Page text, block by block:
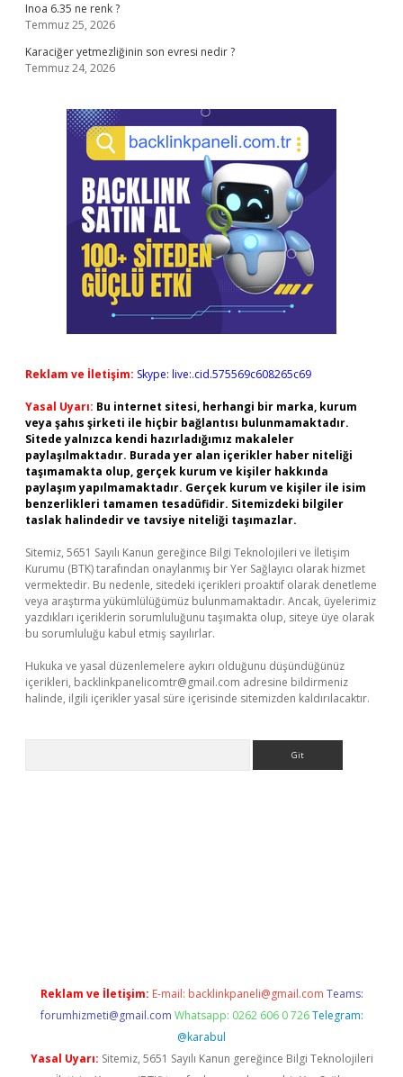
Inoa 6.35 ne renk ?
Temmuz 25, 2026
Karaciğer yetmezliğinin son evresi nedir ?
Temmuz 24, 2026
Reklam ve İletişim: Skype: live:.cid.575569c608265c69
Yasal Uyarı: Bu internet sitesi, herhangi bir marka, kurum
veya şahıs şirketi ile hiçbir bağlantısı bulunmamaktadır.
Sitede yalnızca kendi hazırladığımız makaleler
paylaşılmaktadır. Burada yer alan içerikler haber niteliği
taşımamakta olup, gerçek kurum ve kişiler hakkında
paylaşım yapılmamaktadır. Gerçek kurum ve kişiler ile isim
benzerlikleri tamamen tesadüfidir. Sitemizdeki bilgiler
taslak halindedir ve tavsiye niteliği taşımazlar.
Sitemiz, 5651 Sayılı Kanun gereğince Bilgi Teknolojileri ve İletişim
Kurumu (BTK) tarafından onaylanmış bir Yer Sağlayıcı olarak hizmet
vermektedir. Bu nedenle, sitedeki içerikleri proaktif olarak denetleme
veya araştırma yükümlülüğümüz bulunmamaktadır. Ancak, üyelerimiz
yazdıkları içeriklerin sorumluluğunu taşımakta olup, siteye üye olarak
bu sorumluluğu kabul etmiş sayılırlar.
Hukuka ve yasal düzenlemelere aykırı olduğunu düşündüğünüz
içerikleri, backlinkpanelicomtr@gmail.com adresine bildirmeniz
halinde, ilgili içerikler yasal süre içerisinde sitemizden kaldırılacaktır.
Reklam ve İletişim: E-mail: backlinkpaneli@gmail.com Teams:
forumhizmeti@gmail.com Whatsapp: 0262 606 0 726 Telegram:
@karabul
Yasal Uyarı: Sitemiz, 5651 Sayılı Kanun gereğince Bilgi Teknolojileri